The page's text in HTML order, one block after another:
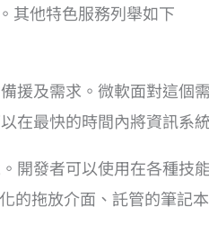
其他特色服務列舉如下
援及需求。微軟面對這個
在最快的時間內將資訊系
開發者可以使用在各種技
的拖放介面、託管的筆記